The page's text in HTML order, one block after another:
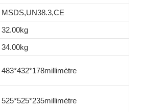
MSDS,UN38.3,CE
32.00kg
34.00kg
483*432*178millimètre
525*525*235millimètre